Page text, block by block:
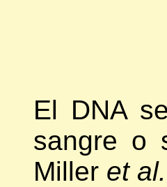
El DNA
sangre o
Miller et al.